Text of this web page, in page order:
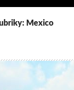
Mexico